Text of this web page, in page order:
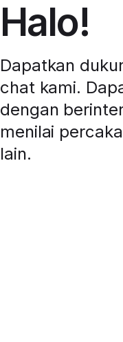
Halo!
Dapatkan
chat kami.
dengan
menilai
lain.